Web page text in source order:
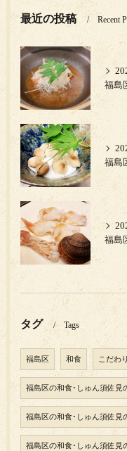
最近の投稿 Recent
タグ Tags
福島区 和食 こだわり
福島区の和食･しゅん須佐見
福島区の和食･しゅん須佐見
福島区の和食･しゅん須佐見